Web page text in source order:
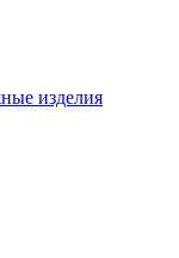
изделия